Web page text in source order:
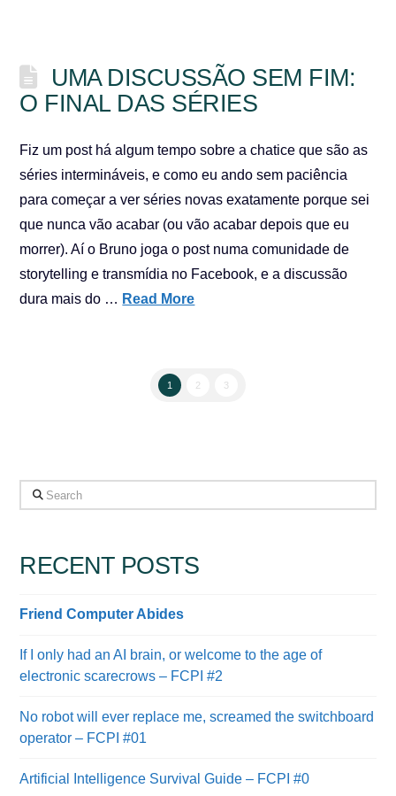
UMA DISCUSSÃO SEM FIM:
O FINAL DAS SÉRIES
Fiz um post há algum tempo sobre a chatice que são as
séries intermináveis, e como eu ando sem paciência
para começar a ver séries novas exatamente porque sei
que nunca vão acabar (ou vão acabar depois que eu
morrer). Aí o Bruno joga o post numa comunidade de
storytelling e transmídia no Facebook, e a discussão
dura mais do … Read More
1 2 3
Search
RECENT POSTS
Friend Computer Abides
If I only had an AI brain, or welcome to the age of
electronic scarecrows – FCPI #2
No robot will ever replace me, screamed the switchboard
operator – FCPI #01
Artificial Intelligence Survival Guide – FCPI #0